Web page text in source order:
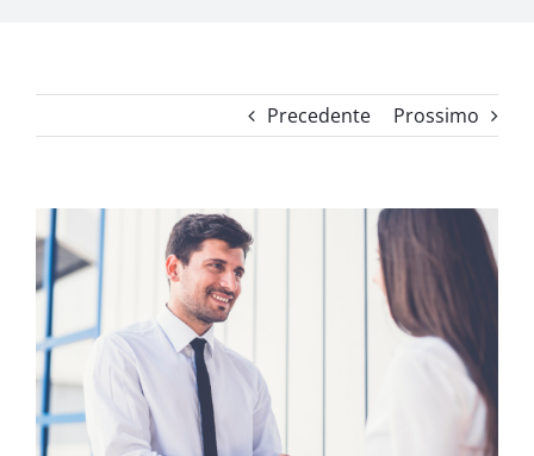
Precedente Prossimo
Ingrandisci
immagine